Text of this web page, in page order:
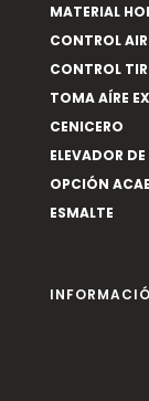
MATERIAL
CONTROL
CONTROL
TOMA AÍRE
CENICERO
ELEVADOR
OPCIÓN
ESMALTE